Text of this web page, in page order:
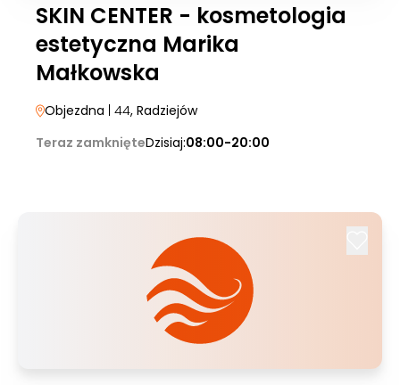
SKIN CENTER - kosmetologia
estetyczna Marika
Małkowska
Objezdna | 44, Radziejów
Teraz zamknięteDzisiaj:08:00-20:00